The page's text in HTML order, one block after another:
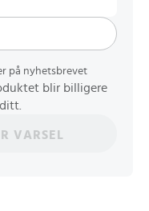
på nyhetsbrevet
blir billigere
VARSEL